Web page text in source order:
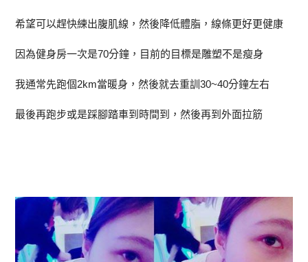
希望可以趕快練出腹肌線，然後降低體脂，線條更好更健康
因為健身房一次是70分鐘，目前的目標是雕塑不是瘦身
我通常先跑個2km當暖身，然後就去重訓30~40分鐘左右
最後再跑步或是踩腳踏車到時間到，然後再到外面拉筋